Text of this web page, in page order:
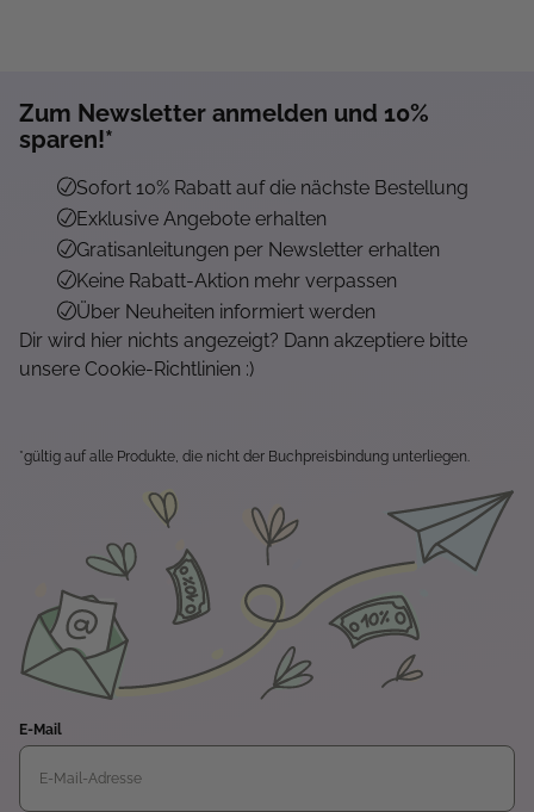
Zum Newsletter anmelden und 10%
sparen!*
Sofort 10% Rabatt auf die nächste Bestellung
Exklusive Angebote erhalten
Gratisanleitungen per Newsletter erhalten
Keine Rabatt-Aktion mehr verpassen
Über Neuheiten informiert werden
Dir wird hier nichts angezeigt? Dann akzeptiere bitte
unsere Cookie-Richtlinien :)
*gültig auf alle Produkte, die nicht der Buchpreisbindung unterliegen.
E-Mail